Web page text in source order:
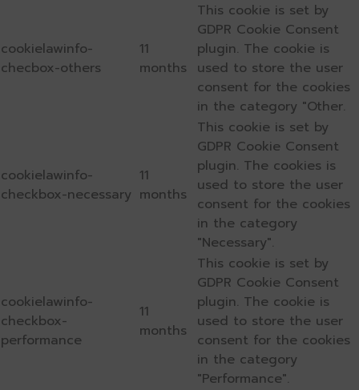
cookielawinfo-
checbox-others
11
months
This cookie is set by
GDPR Cookie Consent
plugin. The cookie is
used to store the user
consent for the cookies
in the category "Other.
cookielawinfo-
checkbox-necessary
11
months
This cookie is set by
GDPR Cookie Consent
plugin. The cookies is
used to store the user
consent for the cookies
in the category
"Necessary".
cookielawinfo-
checkbox-
performance
11
months
This cookie is set by
GDPR Cookie Consent
plugin. The cookie is
used to store the user
consent for the cookies
in the category
"Performance".